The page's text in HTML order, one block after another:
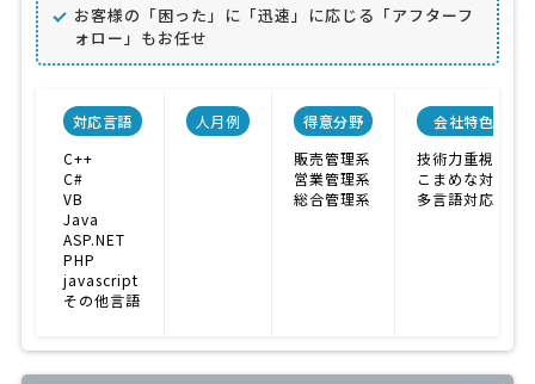
お客様の「困った」に「迅速」に応じる「アフターフ
ォロー」もお任せ
対応言語
C++
C#
VB
Java
ASP.NET
PHP
javascript
その他言語
人月例
得意分野
販売管理系
営業管理系
総合管理系
会社特色
技術力重視
こまめな対応
多言語対応化